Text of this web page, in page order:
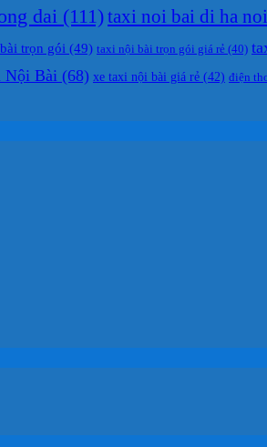
dai (111)taxi noi bai di ha noi
trọn gói (49) taxi nội bài trọn gói giá rẻ (40)
Nội Bài (68) xe taxi nội bài giá rẻ (42) điện